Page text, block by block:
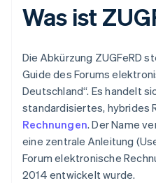
Was ist
Die Abkürzung ZUGFeRD
Guide des Forums
Deutschland“. Es handelt
standardisiertes, hybrides
Rechnungen. Der Name
eine zentrale Anleitung
Forum elektronische
2014 entwickelt wurde.